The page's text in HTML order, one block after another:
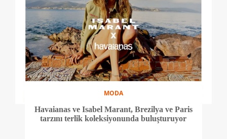
MODA
Havaianas ve Isabel Marant, Brezilya ve Paris
tarzını terlik koleksiyonunda buluşturuyor